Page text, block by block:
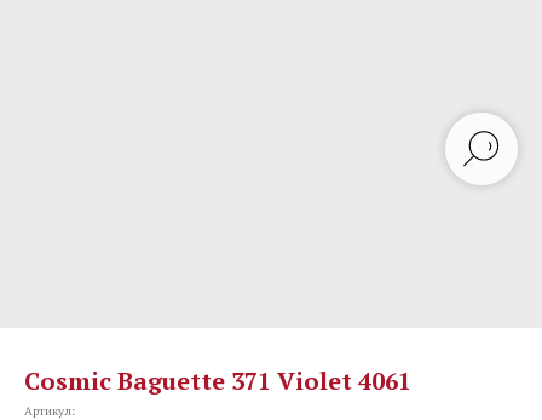
Cosmic Baguette 371 Violet 4061
Артикул: